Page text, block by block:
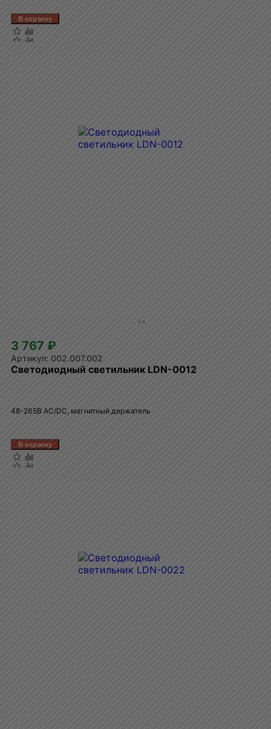
3 767 ₽
002.007.002
Светодиодный светильник LDN-0012
48-265В AC/DC, магнитный держатель